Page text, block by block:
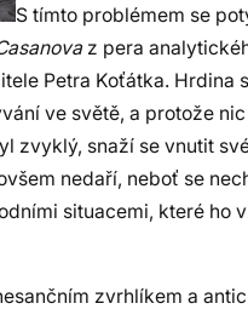
S tímto problémem se
z pera
Petra Koťátka. Hrdina
ve světě, a protože
zvyklý, snaží se vnutit
nedaří, neboť se
situacemi, které ho
zvrhlíkem a